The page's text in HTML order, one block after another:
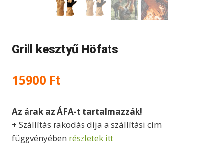
Grill kesztyű Höfats
15900 Ft
Az árak az ÁFA-t tartalmazzák!
+ Szállítás rakodás díja a szállítási cím
függvényében részletek itt